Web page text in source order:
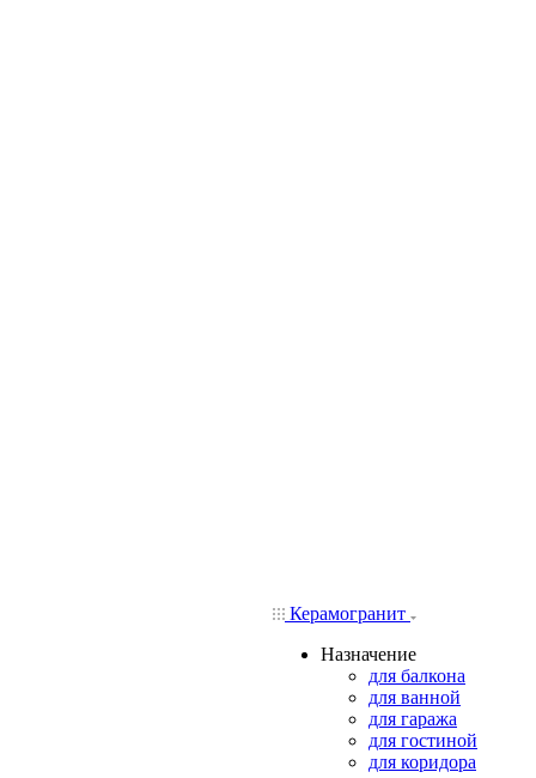
Керамогранит
Назначение
для балкона
для ванной
для гаража
для гостиной
для коридора